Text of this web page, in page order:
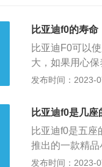
比亚迪f0的寿命
比亚迪F0可以
大，如果用心
寿命为7-12年
迪F0的整体外
费者的喜好做
色蜂窝状中网
灯在两侧与之
发布时间：2023-
比亚迪f0是几座
比亚迪f0是五座
推出的一款精
kw，最大扭矩
发布时间：2023-